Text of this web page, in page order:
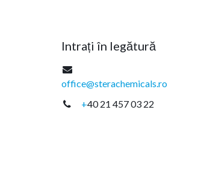
Intrați în legătură
office@sterachemicals.ro
+40 21 457 03 22